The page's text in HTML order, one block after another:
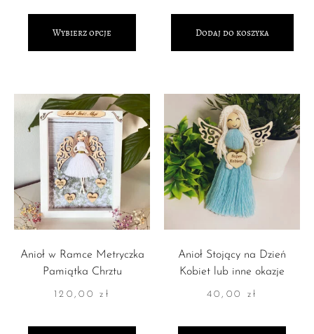
Wybierz opcje Dodaj do koszyka
Anioł w Ramce Metryczka
Pamiątka Chrztu
120,00zł
Anioł Stojący na Dzień
Kobiet lub inne okazje
40,00 zł